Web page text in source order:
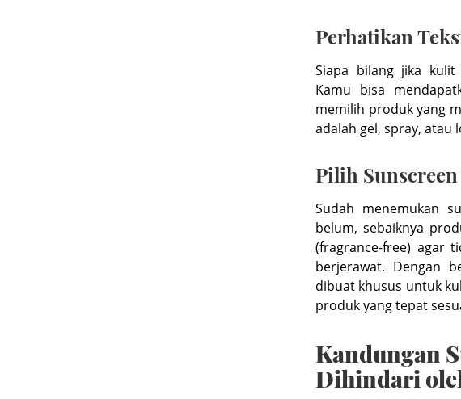
Perhatikan
Siapa bilang jika kulit
Kamu bisa
memilih produk yang
adalah gel, spray, atau
Pilih
Sudah menemukan
belum, sebaiknya
(fragrance-free) agar
berjerawat. Dengan
dibuat khusus untuk
produk yang tepat
Kandungan
Dihindari